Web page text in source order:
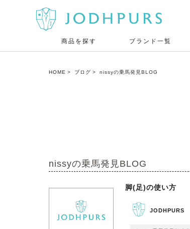
商品を探す ブランド一覧
HOME ブログ nissyの乗馬発見BLOG
nissyの乗馬発見BLOG
脚(足)の使い方
JODHPURS